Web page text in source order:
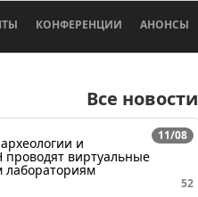
КОНФЕРЕНЦИИ АНОНСЫ
Все новости
11/08
и
виртуальные
лабораториям
52